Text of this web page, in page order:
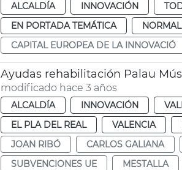
ALCALDÍA INNOVACIÓN
EN PORTADA TEMÁTICA
NORMAL
CAPITAL EUROPEA DE LA INNOVACIÓ
Ayudas rehabilitación Palau
modificado hace 3 años
ALCALDÍA INNOVACIÓN
EL PLA DEL REAL
VALENCIA
JOAN RIBÓ
CARLOS GALIANA
SUBVENCIONES UE
MESTALLA